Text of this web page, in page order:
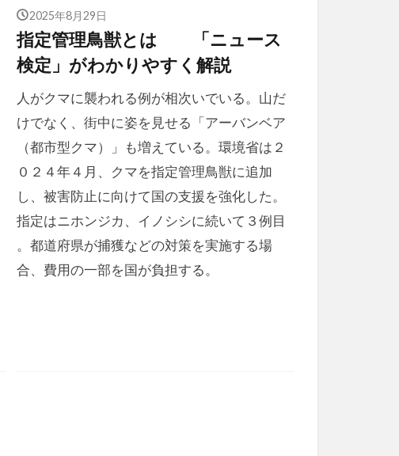
2025年8月29日
指定管理鳥獣とは 「ニュース
検定」がわかりやすく解説
人がクマに襲われる例が相次いでいる。山だ
けでなく、街中に姿を見せる「アーバンベア
（都市型クマ）」も増えている。環境省は２
０２４年４月、クマを指定管理鳥獣に追加
し、被害防止に向けて国の支援を強化した。
指定はニホンジカ、イノシシに続いて３例目
。都道府県が捕獲などの対策を実施する場
合、費用の一部を国が負担する。